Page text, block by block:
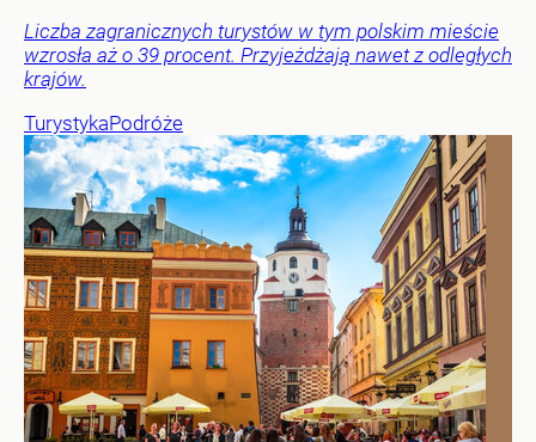
Liczba zagranicznych turystów w tym polskim mieście
wzrosła aż o 39 procent. Przyjeżdżają nawet z odległych
krajów.
TurystykaPodróże